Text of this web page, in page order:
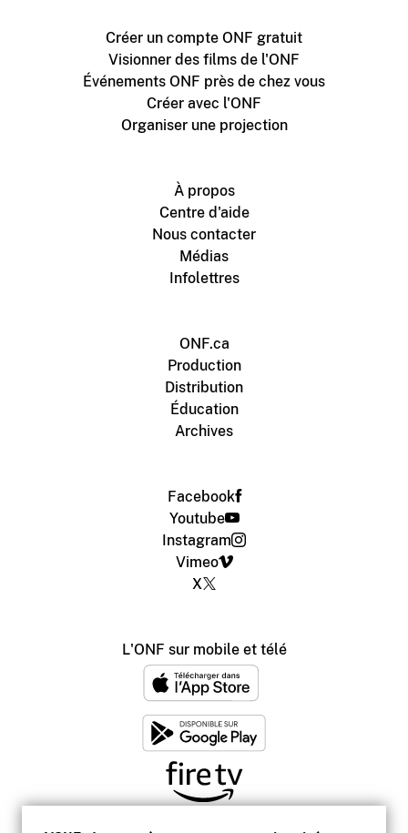
Créer un compte ONF gratuit
Visionner des films de l'ONF
Événements ONF près de chez vous
Créer avec l'ONF
Organiser une projection
À propos
Centre d'aide
Nous contacter
Médias
Infolettres
ONF.ca
Production
Distribution
Éducation
Archives
Facebook
Youtube
Instagram
Vimeo
X
L'ONF sur mobile et télé